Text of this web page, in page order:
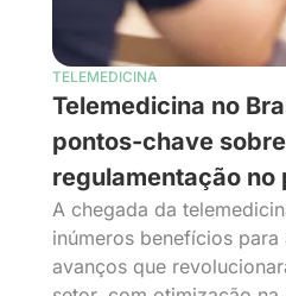
TELEMEDICINA
Telemedicina no
pontos-chave
regulamentação no
A chegada da
inúmeros benefícios para
avanços que